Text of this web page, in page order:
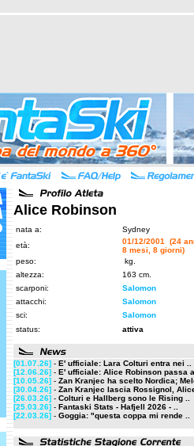
Alice Robinson
nata a:
Sydney
età:
01/12/2001 (24
8 mesi, 8 giorni)
peso:
kg.
altezza:
163 cm.
scarponi:
Salomon
attacchi:
Salomon
sci:
Salomon
status:
attiva
[01.07.26] - E' ufficiale: Lara Colturi entra nei ..
[12.06.26] - E' ufficiale: Alice Robinson passa
[10.05.26] - Zan Kranjec ha scelto Nordica;
[30.04.26] - Zan Kranjec lascia Rossignol,
[26.03.26] - Colturi e Hallberg sono le Rising ..
[25.03.26] - Fantaski Stats - Hafjell 2026 - ..
[22.03.26] - Goggia: "questa coppa mi rende ..